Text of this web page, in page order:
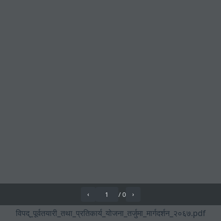
‹ /0 ›
विपद्_पूर्वतयारी_तथा_प्रतिकार्य_योजना_तर्जुमा_मार्गदर्शन_२०६७.pdf